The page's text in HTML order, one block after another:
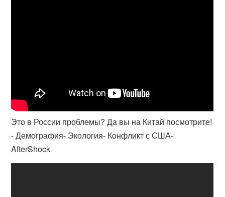
Это в России проблемы? Да вы на Китай посмотрите!
- Демография- Экология- Конфликт с США-
AfterShock